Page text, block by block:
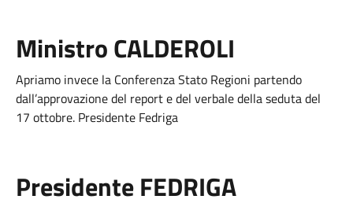
Ministro CALDEROLI
Apriamo invece la Conferenza Stato Regioni partendo
dall’approvazione del report e del verbale della seduta del
17 ottobre. Presidente Fedriga
Presidente FEDRIGA